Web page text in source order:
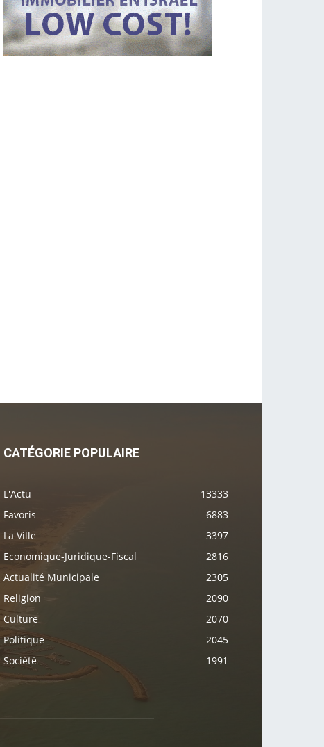
CATÉGORIE POPULAIRE
L'Actu
13333
Favoris
6883
La Ville
3397
Economique-Juridique-Fiscal
2816
Actualité Municipale
2305
Religion
2090
Culture
2070
Politique
2045
Société
1991